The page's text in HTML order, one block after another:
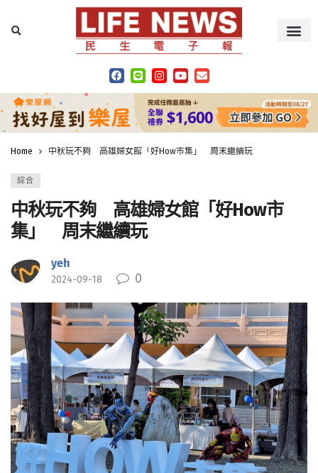
Home 中秋玩不夠 高雄婦女館「好How市集」 周末繼續玩
綜合
中秋玩不夠 高雄婦女館「好How市
集」 周末繼續玩
yeh
2024-09-18 0